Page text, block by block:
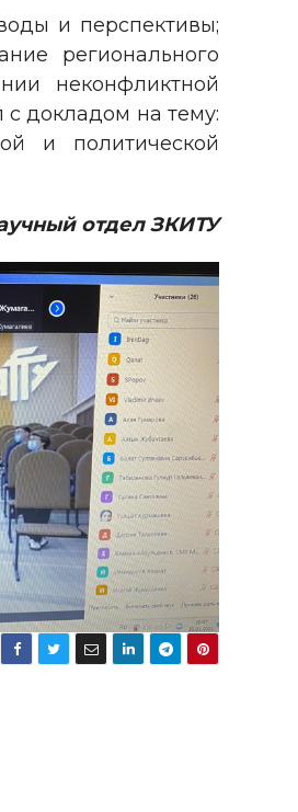
и перспективы;
регионального
неконфликтной
докладом на тему:
и политической
отдел ЗКИТУ